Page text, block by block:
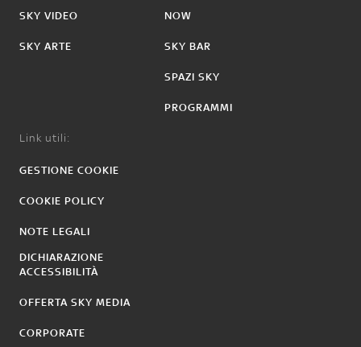
SKY VIDEO
SKY ARTE
NOW
SKY BAR
SPAZI SKY
PROGRAMMI
Link utili:
GESTIONE COOKIE
COOKIE POLICY
NOTE LEGALI
DICHIARAZIONE
ACCESSIBILITÀ
OFFERTA SKY MEDIA
CORPORATE